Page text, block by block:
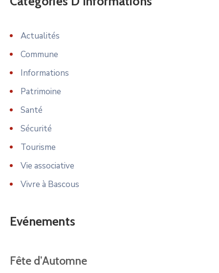
Actualités
Commune
Informations
Patrimoine
Santé
Sécurité
Tourisme
Vie associative
Vivre à Bascous
Evénements
Fête d’Automne